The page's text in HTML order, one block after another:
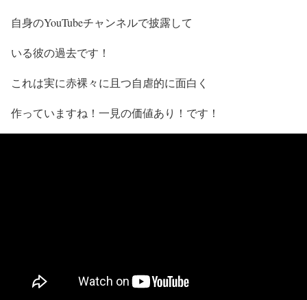
自身のYouTubeチャンネルで披露して
いる彼の過去です！
これは実に赤裸々に且つ自虐的に面白く
作っていますね！ 一見の価値あり！ です！